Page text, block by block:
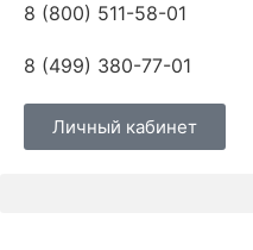
8 (800) 511-58-01
8 (499) 380-77-01
Личный кабинет